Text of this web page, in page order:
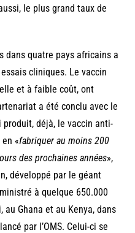
le plus grand taux de
dans quatre pays africains a
cliniques. Le vaccin
et à faible coût, ont
a été conclu avec le
produit, déjà, le vaccin anti-
«fabriquer au moins 200
des prochaines années»,
développé par le géant
à quelque 650.000
Ghana et au Kenya, dans
par l’OMS. Celui-ci se